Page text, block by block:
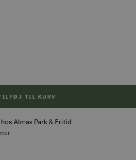
TIL KURV
Almas Park & Fritid